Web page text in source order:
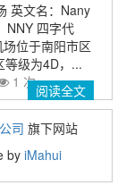
英文名：Nany
NNY 四字代
位于南阳市区
等级为4D，...
1 次阅读全文
司 旗下网站
by iMahui